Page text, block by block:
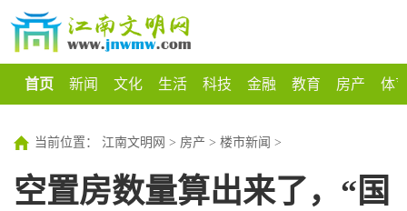
首页 新闻 文化 生活 科技 金融 教育 房产 体
当前位置： 江南文明网 > 房产 > 楼市新闻 >
空置房数量算出来了，“国